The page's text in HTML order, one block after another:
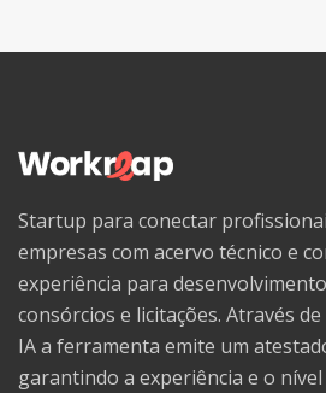
Startup para conectar
empresas com acervo técnico e
experiência para
consórcios e licitações. Através
IA a ferramenta emite um
garantindo a experiência e o